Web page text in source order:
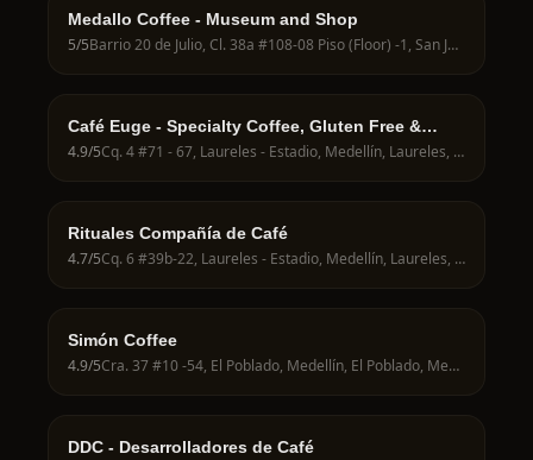
Medallo Coffee - Museum and Shop
5/5 Barrio 20 de Julio, Cl. 38a #108-08 Piso (Floor) -1, San Javier, Medellín, San Javier, Medellín, Antioquia, Colombia
Café Euge - Specialty Coffee, Gluten Free &
Coworking
4.9/5 Cq. 4 #71 - 67, Laureles - Estadio, Medellín, Laureles, Medellín, Antioquia, Colombia
Rituales Compañía de Café
4.7/5 Cq. 6 #39b-22, Laureles - Estadio, Medellín, Laureles, Medellín, Antioquia, Colombia
Simón Coffee
4.9/5 Cra. 37 #10 -54, El Poblado, Medellín, El Poblado, Medellín, Antioquia, Colombia
DDC - Desarrolladores de Café